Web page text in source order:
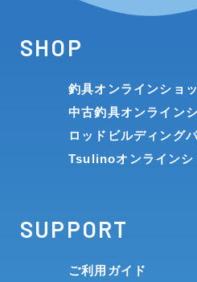
SHOP
釣具オンラインショ
中古釣具オンライン
ロッドビルディング
Tsulinoオンラインシ
SUPPORT
ご利用ガイド